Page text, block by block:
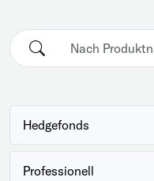
Hedgefonds
Professionell